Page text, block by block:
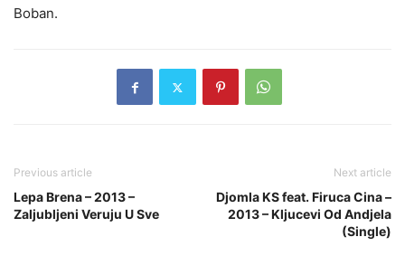
Boban.
Previous article
Lepa Brena – 2013 –
Zaljubljeni Veruju U Sve
Next article
Djomla KS feat. Firuca Cina –
2013 – Kljucevi Od Andjela
(Single)